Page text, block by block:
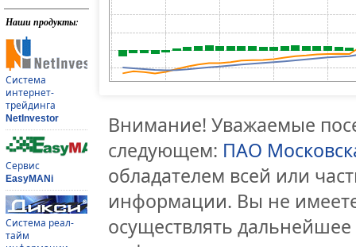
Наши продукты:
Система
интернет-
трейдинга
NetInvestor
Сервис
EasyMANi
Система реал-
тайм
Внимание! Уважаемые
следующем: ПАО
обладателем всей или
информации. Вы не
осуществлять